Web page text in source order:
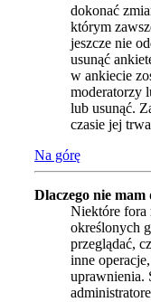
dokonać
którym
jeszcze nie
usunąć
w ankiecie
moderatorzy
lub usunąć.
czasie jej
Na górę
Dlaczego nie
Niektóre fora
określonych
przeglądać,
inne
uprawnienia.